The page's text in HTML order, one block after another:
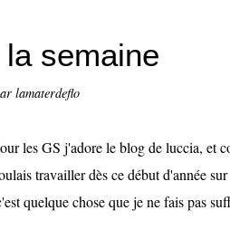
semaine
lamaterdeflo
les GS j'adore le blog de luccia, et
travailler dès ce début d'année
quelque chose que je ne fais pas